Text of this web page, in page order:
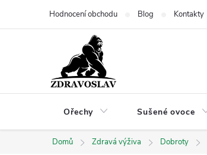
Hodnocení obchodu Blog Kontakty
Ořechy Sušené ovoce
Domů Zdravá výživa Dobroty